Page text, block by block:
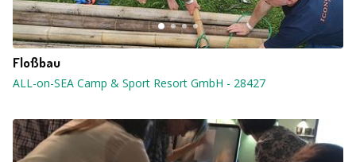
Floßbau
ALL-on-SEA Camp & Sport Resort GmbH - 28427